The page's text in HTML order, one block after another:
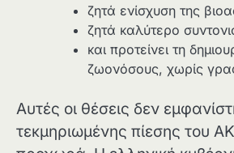
ζητά ενίσχυση της
ζητά καλύτερο
και προτείνει τη
ζωονόσους, χωρίς
Αυτές οι θέσεις δεν
τεκμηριωμένης πίεσης του